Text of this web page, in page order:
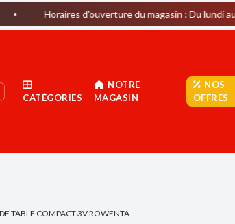
d'ouverture du magasin : Du lundi au Samedi:
CATÉGORIES
NOTRE
MAGASIN
NOS
OFFRES
TABLE COMPACT 3V ROWENTA